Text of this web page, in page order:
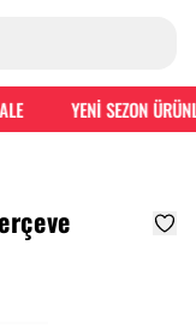
YENİ SEZON